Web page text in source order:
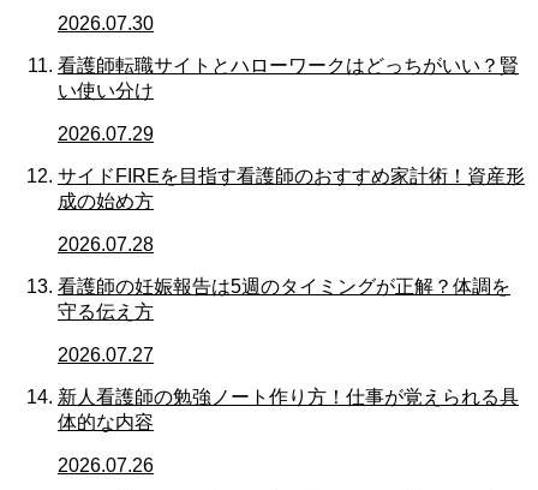
2026.07.30
看護師転職サイトとハローワークはどっちがいい？賢
い使い分け
2026.07.29
サイドFIREを目指す看護師のおすすめ家計術！資産形
成の始め方
2026.07.28
看護師の妊娠報告は5週のタイミングが正解？体調を
守る伝え方
2026.07.27
新人看護師の勉強ノート作り方！仕事が覚えられる具
体的な内容
2026.07.26